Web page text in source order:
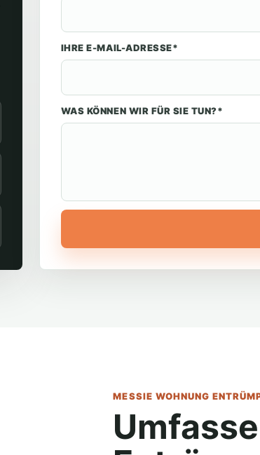
IHRE E-MAIL-ADRESSE*
WAS KÖNNEN WIR FÜR SIE TUN?*
MESSIE WOHNUNG